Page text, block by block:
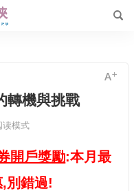
轉機與挑戰
读模式
開戶獎勵:本月最
別錯過!